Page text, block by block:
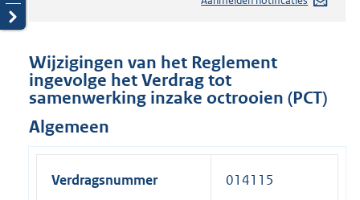
Wijzigingen van het Reglement
ingevolge het Verdrag tot
samenwerking inzake octrooien (PCT)
Algemeen
Verdragsnummer 014115